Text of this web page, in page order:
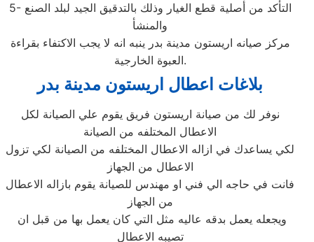
5- التأكد من أصلية قطع الغيار وذلك بالتدقيق الجيد لبلد الصنع
والمنشأ
مركز صيانه اريستون مدينة بدر ينبه انه لا يجب الاكتفاء بقراءة
العبوة الخارجية.
بلاغات اعطال اريستون مدينة بدر
نوفر لك من صيانة اريستون فريق يقوم علي الصيانة لكل
الاعطال المختلفه من الصيانة
لكي يساعدك في ازاله الاعطال المختلفه من الصيانة لكي تزول
الاعطال من الجهاز
فانت في حاجه الي فني او مهندس للصيانة يقوم بازاله الاعطال
من الجهاز
تصيبه الاعطال